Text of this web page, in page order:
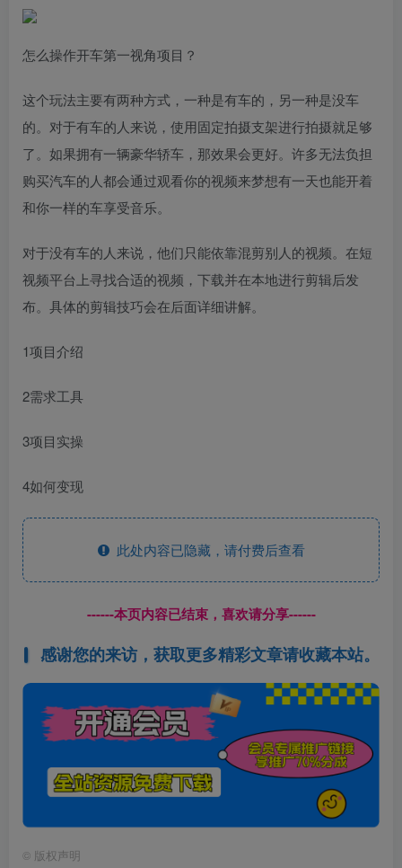
怎么操作开车第一视角项目？
这个玩法主要有两种方式，一种是有车的，另一种是没车
的。对于有车的人来说，使用固定拍摄支架进行拍摄就足够
了。如果拥有一辆豪华轿车，那效果会更好。许多无法负担
购买汽车的人都会通过观看你的视频来梦想有一天也能开着
和你一样的车享受音乐。
对于没有车的人来说，他们只能依靠混剪别人的视频。在短
视频平台上寻找合适的视频，下载并在本地进行剪辑后发
布。具体的剪辑技巧会在后面详细讲解。
1项目介绍
2需求工具
3项目实操
4如何变现
此处内容已隐藏，请付费后查看
------本页内容已结束，喜欢请分享------
感谢您的来访，获取更多精彩文章请收藏本站。
© 版权声明